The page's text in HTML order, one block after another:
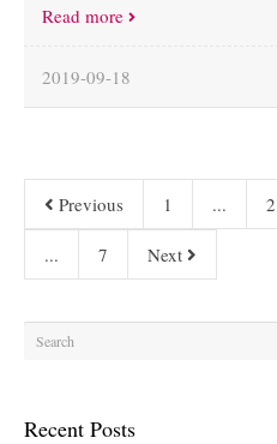
Read more
2019-09-18
Previous 1 ... 2
... 7 Next
Recent Posts